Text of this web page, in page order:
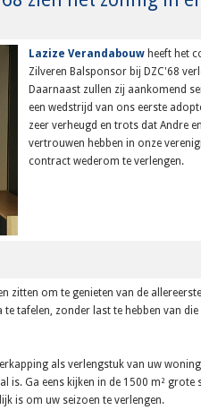
Lazize Verandabouw heeft het
Zilveren Balsponsor bij DZC'68
Daarnaast zullen zij aankomend
een wedstrijd van ons eerste
zeer verheugd en trots dat Andre
vertrouwen hebben in onze
contract wederom te verlengen.
zitten om te genieten van de
tafelen, zonder last te hebben van
als verlengstuk van uw
is. Ga eens kijken in de 1500 m²
is om uw seizoen te verlengen.